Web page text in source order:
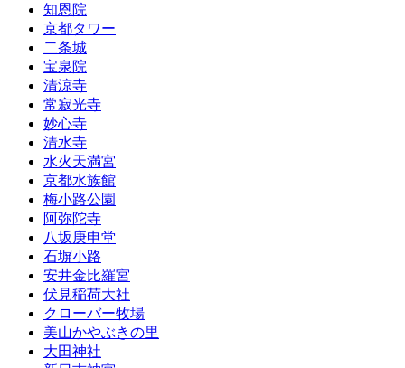
知恩院
京都タワー
二条城
宝泉院
清涼寺
常寂光寺
妙心寺
清水寺
水火天満宮
京都水族館
梅小路公園
阿弥陀寺
八坂庚申堂
石塀小路
安井金比羅宮
伏見稲荷大社
クローバー牧場
美山かやぶきの里
大田神社